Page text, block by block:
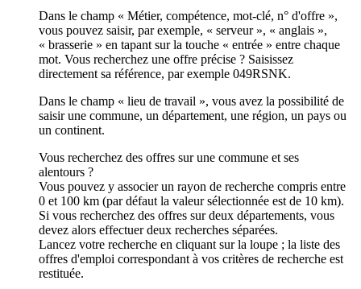
Dans le champ « Métier, compétence, mot-clé, n° d'offre »,
vous pouvez saisir, par exemple, « serveur », « anglais »,
« brasserie » en tapant sur la touche « entrée » entre chaque
mot. Vous recherchez une offre précise ? Saisissez
directement sa référence, par exemple 049RSNK.
Dans le champ « lieu de travail », vous avez la possibilité de
saisir une commune, un département, une région, un pays ou
un continent.
Vous recherchez des offres sur une commune et ses
alentours ?
Vous pouvez y associer un rayon de recherche compris entre
0 et 100 km (par défaut la valeur sélectionnée est de 10 km).
Si vous recherchez des offres sur deux départements, vous
devez alors effectuer deux recherches séparées.
Lancez votre recherche en cliquant sur la loupe ; la liste des
offres d'emploi correspondant à vos critères de recherche est
restituée.